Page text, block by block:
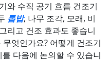
와 수직 공기 흐름 건조기
톱밥, 나무 조각, 모래, 비
리고 건조 효과도 좋습니
엇인가요? 어떻게 건조기
다음에 논의할 수 있습니